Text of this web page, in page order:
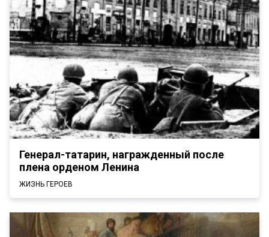
Генерал-татарин, награжденный после
плена орденом Ленина
ЖИЗНЬ ГЕРОЕВ